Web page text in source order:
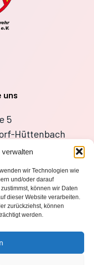
wir Technologien wie
und/oder darauf
können wir Daten
dieser Website verarbeiten.
zurückziehst, können
werden.
uns
5
Hüttenbach